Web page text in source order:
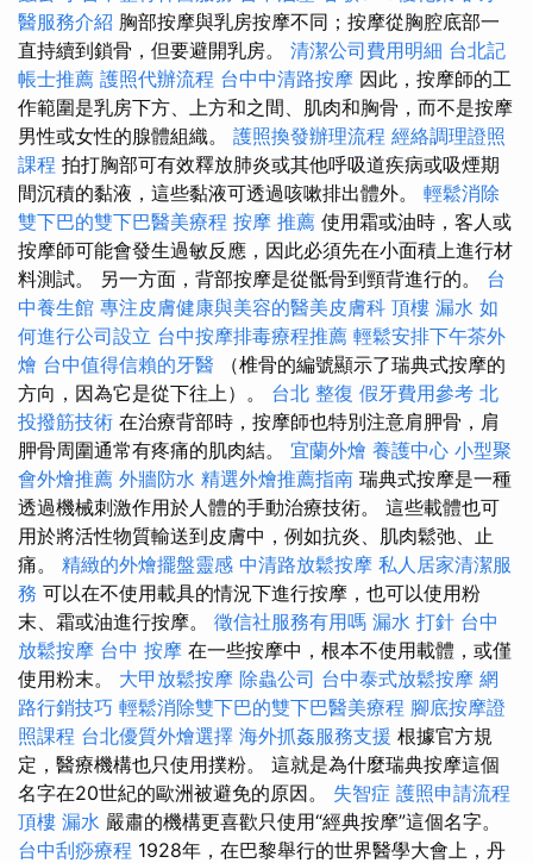
醫服務介紹 胸部按摩與乳房按摩不同；按摩從胸腔底部一
直持續到鎖骨，但要避開乳房。 清潔公司費用明細 台北記
帳士推薦 護照代辦流程 台中中清路按摩 因此，按摩師的工
作範圍是乳房下方、上方和之間、肌肉和胸骨，而不是按摩
男性或女性的腺體組織。 護照換發辦理流程 經絡調理證照
課程 拍打胸部可有效釋放肺炎或其他呼吸道疾病或吸煙期
間沉積的黏液，這些黏液可透過咳嗽排出體外。 輕鬆消除
雙下巴的雙下巴醫美療程 按摩 推薦 使用霜或油時，客人或
按摩師可能會發生過敏反應，因此必須先在小面積上進行材
料測試。 另一方面，背部按摩是從骶骨到頸背進行的。 台
中養生館 專注皮膚健康與美容的醫美皮膚科 頂樓 漏水 如
何進行公司設立 台中按摩排毒療程推薦 輕鬆安排下午茶外
燴 台中值得信賴的牙醫 （椎骨的編號顯示了瑞典式按摩的
方向，因為它是從下往上）。 台北 整復 假牙費用參考 北
投撥筋技術 在治療背部時，按摩師也特別注意肩胛骨，肩
胛骨周圍通常有疼痛的肌肉結。 宜蘭外燴 養護中心 小型聚
會外燴推薦 外牆防水 精選外燴推薦指南 瑞典式按摩是一種
透過機械刺激作用於人體的手動治療技術。 這些載體也可
用於將活性物質輸送到皮膚中，例如抗炎、肌肉鬆弛、止
痛。 精緻的外燴擺盤靈感 中清路放鬆按摩 私人居家清潔服
務 可以在不使用載具的情況下進行按摩，也可以使用粉
末、霜或油進行按摩。 徵信社服務有用嗎 漏水 打針 台中
放鬆按摩 台中 按摩 在一些按摩中，根本不使用載體，或僅
使用粉末。 大甲放鬆按摩 除蟲公司 台中泰式放鬆按摩 網
路行銷技巧 輕鬆消除雙下巴的雙下巴醫美療程 腳底按摩證
照課程 台北優質外燴選擇 海外抓姦服務支援 根據官方規
定，醫療機構也只使用撲粉。 這就是為什麼瑞典按摩這個
名字在20世紀的歐洲被避免的原因。 失智症 護照申請流程
頂樓 漏水 嚴肅的機構更喜歡只使用“經典按摩”這個名字。
台中刮痧療程 1928年，在巴黎舉行的世界醫學大會上，丹